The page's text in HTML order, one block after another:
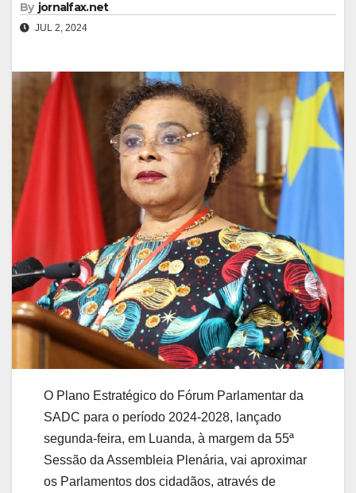
By jornalfax.net
JUL 2, 2024
O Plano Estratégico do Fórum Parlamentar da
SADC para o período 2024-2028, lançado
segunda-feira, em Luanda, à margem da 55ª
Sessão da Assembleia Plenária, vai aproximar
os Parlamentos dos cidadãos, através de